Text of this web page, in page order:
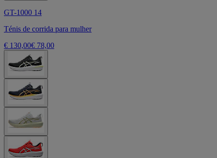
GT-1000 14
Ténis de corrida para mulher
€ 130,00€ 78,00